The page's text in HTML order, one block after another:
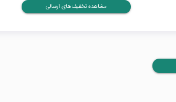
مشاهده تخفیف‌های ارسالی